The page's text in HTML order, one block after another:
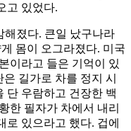
고 있었다.
해졌다. 큰일 났구나라
몸이 오그라졌다. 미국
이라고 들은 기억이 있
길가로 차를 정지 시
단 우람하고 건장한 백
한 필자가 차에서 내리
로 있으라고 했다. 겁에